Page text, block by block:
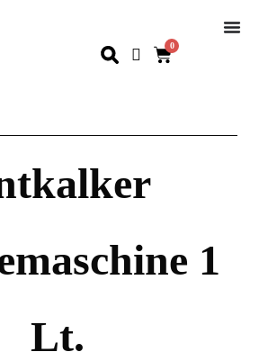
0
1
Lt.